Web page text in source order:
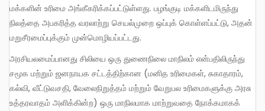
மக்களின் உரிமை அங்கீகரிக்கப்பட்டுள்ளது. பழங்குடி மக்களிடமிருந்து
நிலத்தை அபகரித்த வரலாற்று செயல்முறை ஒப்புக் கொள்ளப்பட்டு, அதன்
மறுசீரமைப்புக்கும் முன்மொழியப்பட்டது.
அரசியலமைப்பானது சிலியை ஒரு துணைநிலை மாநிலம் என்பதிலிருந்து
சமூக மற்றும் ஜனநாயக சட்டத்திற்கான (மனித உரிமைகள், சுகாதாரம்,
கல்வி, வீட்டுவசதி, வேலைநிறுத்தம் மற்றும் வேறுபல உரிமைகளுக்கு அரசு
உத்தரவாதம் அளிக்கின்ற) ஒரு மாநிலமாக மாற்றுவதை நோக்கமாகக்